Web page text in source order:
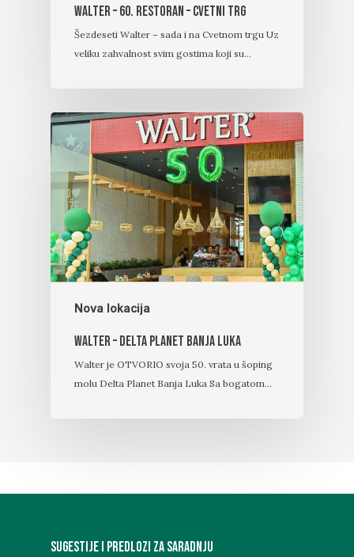
Walter – 60. Restoran – Cvetni trg
Šezdeseti Walter – sada i na Cvetnom trgu Uz
veliku zahvalnost svim gostima koji su…
Nova lokacija
Walter – Delta Planet Banja Luka
Walter je OTVORIO svoja 50. vrata u šoping
molu Delta Planet Banja Luka Sa bogatom…
Sugestije i predlozi za saradnju